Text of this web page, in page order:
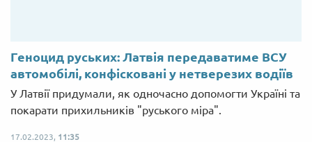
Геноцид руських: Латвія передаватиме ВСУ
автомобілі, конфісковані у нетверезих водіїв
У Латвії придумали, як одночасно допомогти Україні та
покарати прихильників "руського міра".
17.02.2023, 11:35